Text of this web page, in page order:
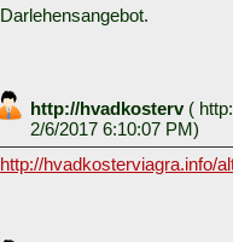
Darlehensangebot.
http://hvadkosterv (
2/6/2017 6:10:07 PM)
http://hvadkosterviagra.info/